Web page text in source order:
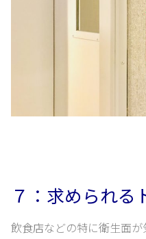
７：求められる
飲食店などの特に衛生面